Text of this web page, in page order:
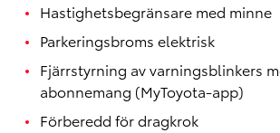
Hastighetsbegränsare med minne
Parkeringsbroms elektrisk
Fjärrstyrning av varningsblinkers
abonnemang (MyToyota-app)
Förberedd för dragkrok